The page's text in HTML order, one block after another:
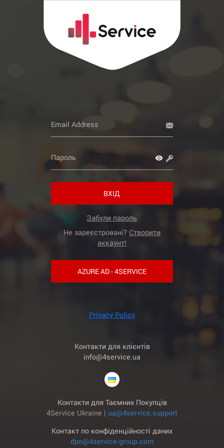
Privacy Policy
Контакти для клієнтів
info@4service.ua
ВХІД
Забули пароль
Не зареєстровані? Створити
аккаунт!
AZURE AD - 4SERVICE
Контакти для Таємних Покупців
4Service Ukraine | ua@4service.support
Контакт по конфіденційності даних
dpo@4service-group.com